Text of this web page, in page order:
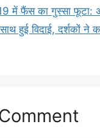
में फैंस का गुस्सा फूटा:
हुई विदाई, दर्शकों ने